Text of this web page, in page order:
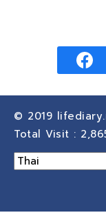
© 2019
Total Visit :